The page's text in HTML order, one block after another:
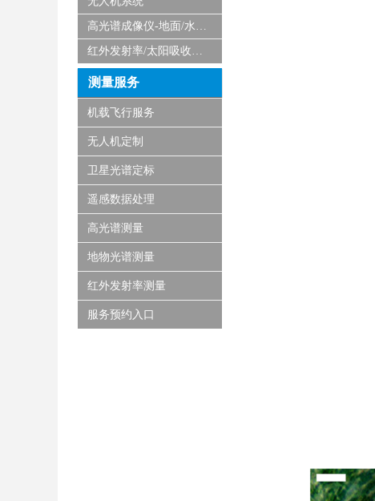
高光谱成像仪-地面/水下/实验室显微
红外发射率/太阳吸收比测量仪
机载飞行服务
无人机定制
卫星光谱定标
遥感数据处理
高光谱测量
地物光谱测量
红外发射率测量
服务预约入口
测量服务